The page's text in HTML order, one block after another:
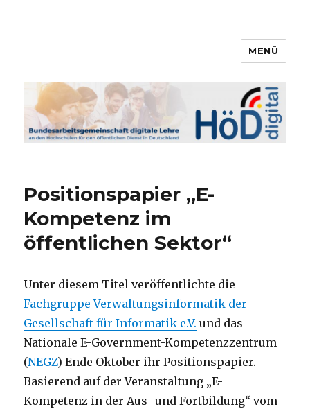
Bundesarbeitsgemeinschaft
digitale Lehre
MENÜ
Positionspapier „E-
Kompetenz im
öffentlichen Sektor“
Unter diesem Titel veröffentlichte die
Fachgruppe Verwaltungsinformatik der
Gesellschaft für Informatik e.V. und das
Nationale E-Government-Kompetenzzentrum
(NEGZ) Ende Oktober ihr Positionspapier.
Basierend auf der Veranstaltung „E-
Kompetenz in der Aus- und Fortbildung“ vom